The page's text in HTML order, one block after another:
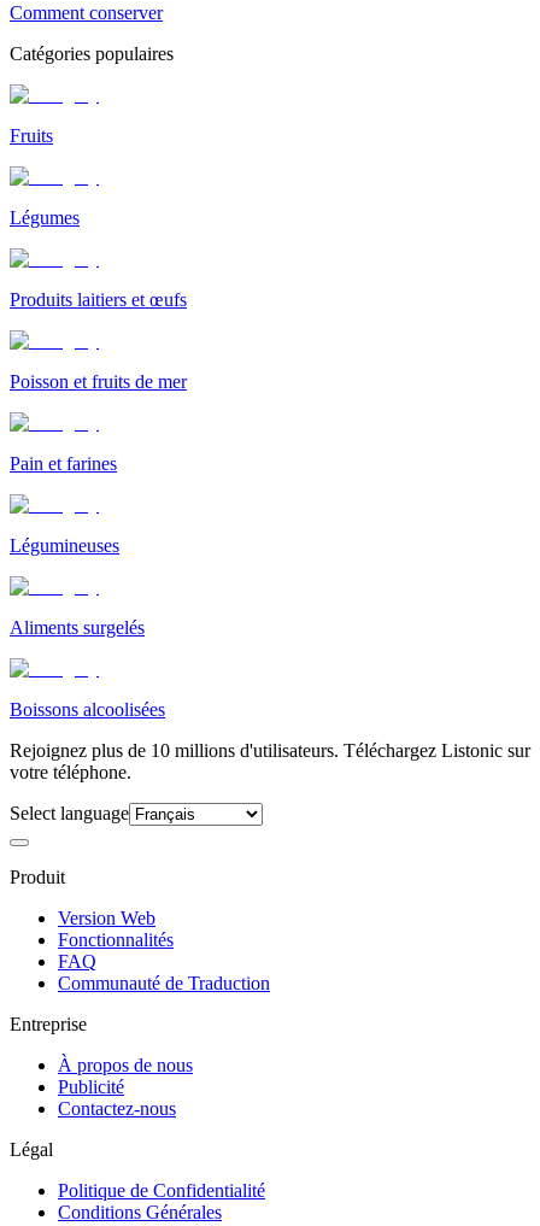
Comment conserver
Catégories populaires
Fruits
Légumes
Produits laitiers et œufs
Poisson et fruits de mer
Pain et farines
Légumineuses
Aliments surgelés
Boissons alcoolisées
Rejoignez plus de 10 millions d'utilisateurs. Téléchargez Listonic sur
votre téléphone.
Select language
Produit
Version Web
Fonctionnalités
FAQ
Communauté de Traduction
Entreprise
À propos de nous
Publicité
Contactez-nous
Légal
Politique de Confidentialité
Conditions Générales